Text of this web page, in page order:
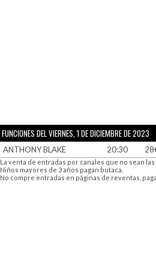
FUNCIONES DEL VIERNES, 1 DE DICIEMBRE DE 2023
ANTHONY BLAKE 20:30
La venta de entradas por canales que no sean
Niños mayores de 3 años pagan butaca.
No compre entradas en páginas de reventas,